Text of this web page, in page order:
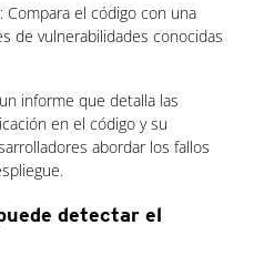
: Compara el código con una
de vulnerabilidades conocidas
informe que detalla las
en el código y su
abordar los fallos
detectar el